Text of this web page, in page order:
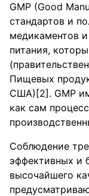
GMP (Good
стандартов и
медикаментов
питания,
Пищевых
США)[2]. GMP
как сам
Соблюдение
эффективных и
высочайшего